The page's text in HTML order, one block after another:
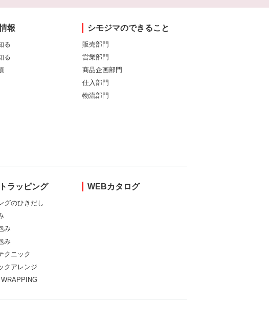
報
る
る
シモジマのできること
販売部門
営業部門
商品企画部門
仕入部門
物流部門
ラッピング
グのひきだし
み
み
クニック
クアレンジ
WEBカタログ